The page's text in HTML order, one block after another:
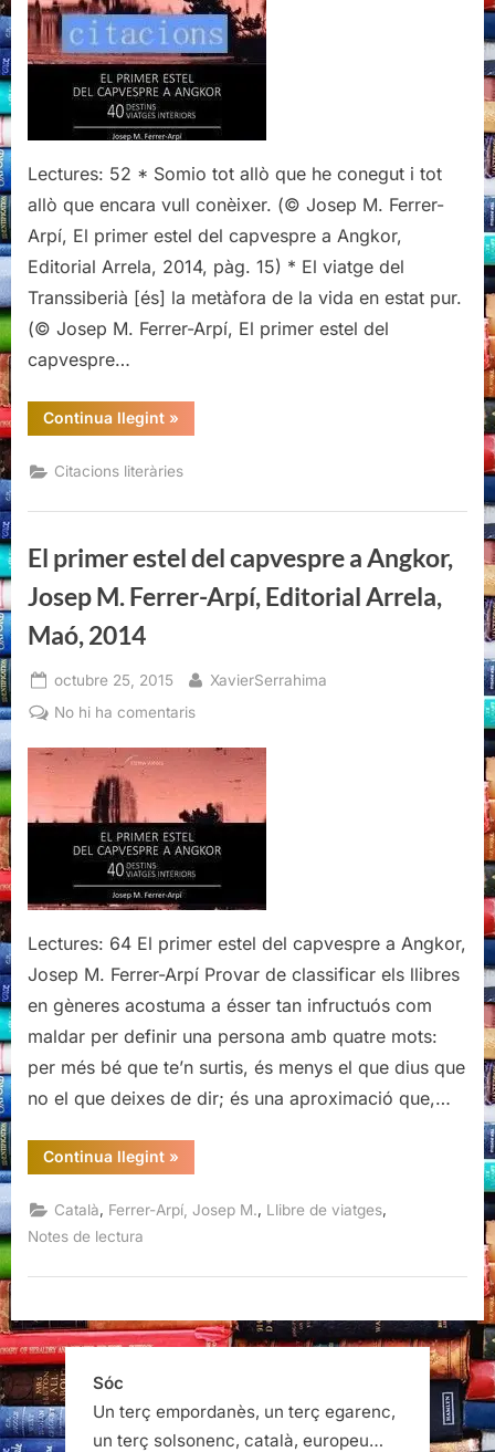
primer
estel
del
capvespre
a
Angkor,
Josep
Arpí,
Editorial
Arrela
Lectures: 52 * Somio tot allò que he conegut i tot
allò que encara vull conèixer. (© Josep M. Ferrer-
Arpí, El primer estel del capvespre a Angkor,
Editorial Arrela, 2014, pàg. 15) * El viatge del
Transsiberià [és] la metàfora de la vida en estat pur.
(© Josep M. Ferrer-Arpí, El primer estel del
capvespre…
Continua llegint“Citacions
literàries
primer
estel
capvespre
Josep
M.
Ferrer-
Arpí,
»
Citacions literàries
El primer estel del capvespre a Angkor,
Josep M. Ferrer-Arpí, Editorial Arrela,
Maó, 2014
Posted
on
octubre 25, 2015 By
XavierSerrahima
No hi ha comentarisa
primer
estel
del
capvespre
a
Angkor,
Josep
M.
Ferrer-
Editorial
Arrela,
Maó,
2014
Lectures: 64 El primer estel del capvespre a Angkor,
Josep M. Ferrer-Arpí Provar de classificar els llibres
en gèneres acostuma a ésser tan infructuós com
maldar per definir una persona amb quatre mots:
per més bé que te’n surtis, és menys el que dius que
no el que deixes de dir; és una aproximació que,…
Continua llegint“El
primer
del
capvespre
M.
Editorial
Arrela,
»
Català, Ferrer-Arpí, Josep M., Llibre de viatges,
Notes de lectura
Sóc
Un terç empordanès, un terç egarenc,
un terç solsonenc, català, europeu…